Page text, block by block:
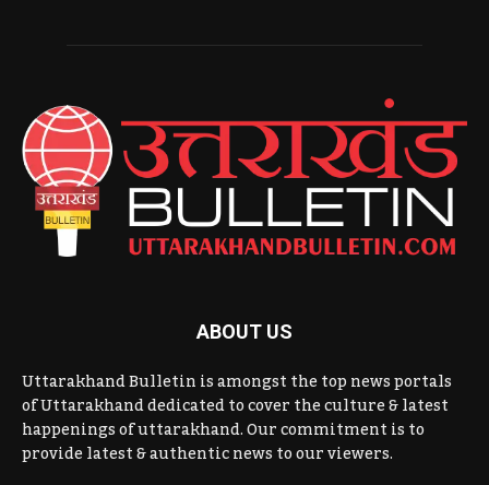
ABOUT US
Uttarakhand Bulletin is amongst the top news portals
of Uttarakhand dedicated to cover the culture & latest
happenings of uttarakhand. Our commitment is to
provide latest & authentic news to our viewers.